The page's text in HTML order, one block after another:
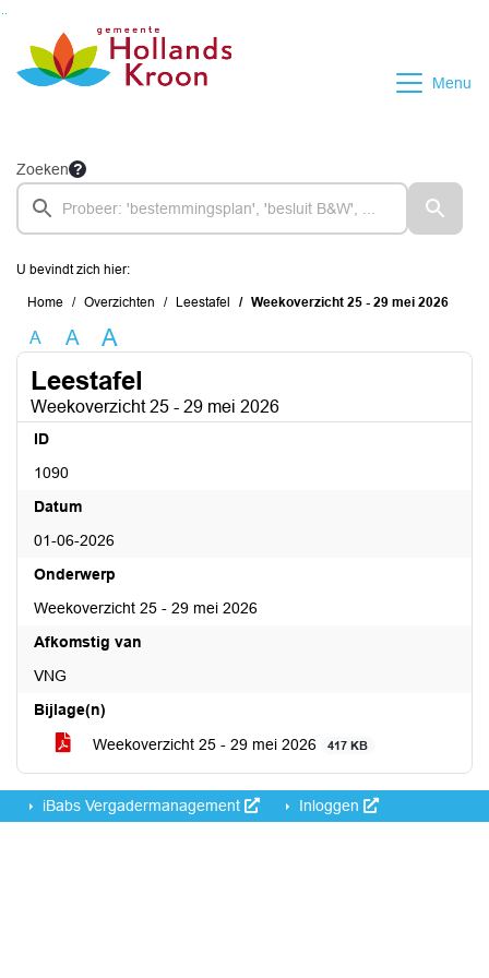
Ga naar de inhoud van deze pagina
Menu
Zoeken
U bevindt zich hier:
Home Overzichten Leestafel Weekoverzicht 25 - 29 mei 2026
A A A
Leestafel
Weekoverzicht 25 - 29 mei 2026
ID
1090
Datum
01-06-2026
Onderwerp
Weekoverzicht 25 - 29 mei 2026
Afkomstig van
VNG
Bijlage(n)
Weekoverzicht 25 - 29 mei 2026
417 KB
iBabs Vergadermanagement Inloggen